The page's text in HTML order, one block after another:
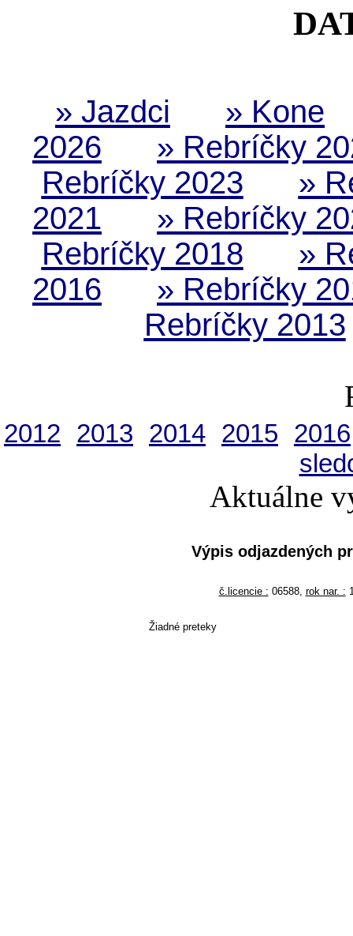
» Jazdci
» Kone
2026
» Rebríčky
Rebríčky 2023
»
2021
» Rebríčky
Rebríčky 2018
»
2016
» Rebríčky
Rebríčky 2013
2012 2013 2014 2015
2016
Aktuálne
Výpis odjazdených
č.licencie : 06588, rok nar. :
Žiadné preteky